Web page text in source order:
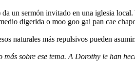
un sermón invitado en una iglesia local.
digerida o moo goo gai pan cae
naturales más repulsivos pueden
sobre ese tema. A Dorothy le han